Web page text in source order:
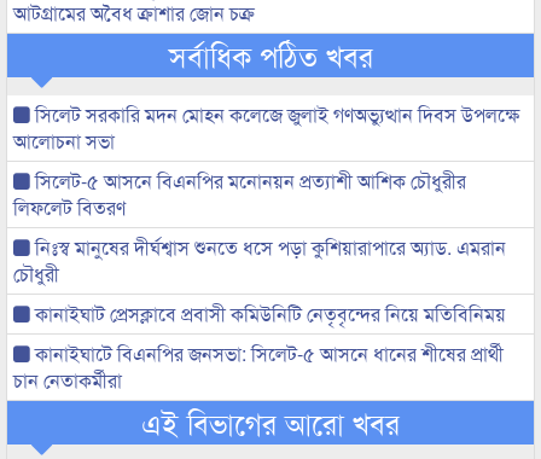
আটগ্রামের অবৈধ ক্রাশার জোন চক্র
সর্বাধিক পঠিত খবর
সিলেট সরকারি মদন মোহন কলেজে জুলাই গণঅভ্যুত্থান দিবস উপলক্ষে
আলোচনা সভা
সিলেট-৫ আসনে বিএনপির মনোনয়ন প্রত্যাশী আশিক চৌধুরীর
লিফলেট বিতরণ
নিঃস্ব মানুষের দীর্ঘশ্বাস শুনতে ধসে পড়া কুশিয়ারাপারে অ্যাড. এমরান
চৌধুরী
কানাইঘাট প্রেসক্লাবে প্রবাসী কমিউনিটি নেতৃবৃন্দের নিয়ে মতিবিনিময়
কানাইঘাটে বিএনপির জনসভা: সিলেট-৫ আসনে ধানের শীষের প্রার্থী
চান নেতাকর্মীরা
এই বিভাগের আরো খবর